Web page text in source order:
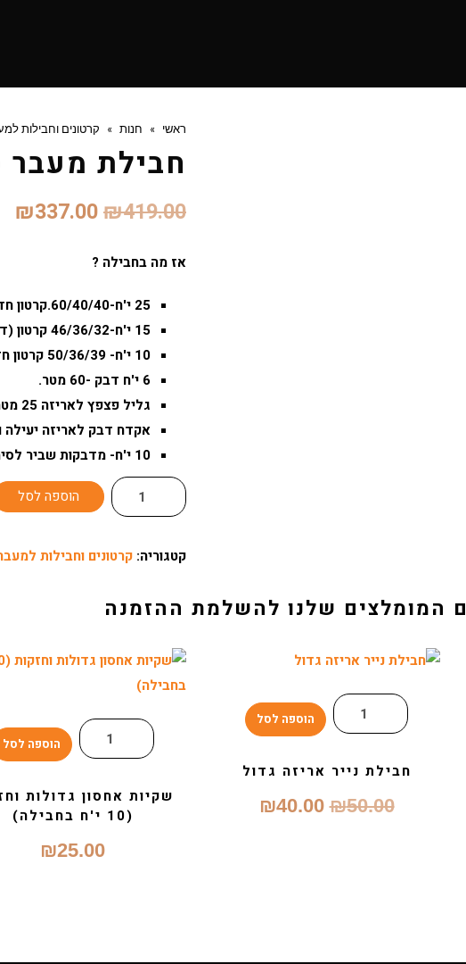
ראשי » חנות » קרטונים וחבילות
חבילת מעבר (3
₪419.00
₪337.00
אז מה בחבילה ?
25 י'ח-60/40/40.קרטון חד-גלי ענק (אריזת בגדים, מצעים, ועוד..)
15 י'ח-46/36/32 קרטון (דו-גלי).(לכלי מטבח, ספרים, דברים כבדים.)
10 י'ח- 50/36/39 קרטון חד-גלי גדול (אריזת בגדים, נעליים, מצעים, ועוד..)
6 י'ח דבק -60 מטר.
גליל פצפץ לאריזה 25 מטר-רוחב 50 ס"מ.
אקדח דבק לאריזה יעילה
10 י'ח- מדבקות שביר לסימון על הארגזים.
הוספה לסל
קטגוריה: קרטונים וחבילות
המומלצים שלנו להשלמת ההזמנה
הוספה לסל
חבילת נייר אריזה גדול
₪50.00
₪40.00
הוספה לסל
שקיות אחסון גדולות
(10 י'ח בחבילה)
₪25.00